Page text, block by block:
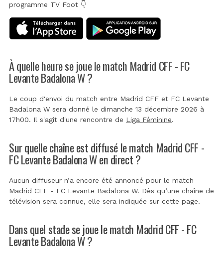
programme TV Foot 👇
À quelle heure se joue le match Madrid CFF - FC
Levante Badalona W ?
Le coup d'envoi du match entre Madrid CFF et FC Levante
Badalona W sera donné le dimanche 13 décembre 2026 à
17h00. Il s'agit d'une rencontre de Liga Féminine.
Sur quelle chaîne est diffusé le match Madrid CFF -
FC Levante Badalona W en direct ?
Aucun diffuseur n’a encore été annoncé pour le match
Madrid CFF - FC Levante Badalona W. Dès qu’une chaîne de
télévision sera connue, elle sera indiquée sur cette page.
Dans quel stade se joue le match Madrid CFF - FC
Levante Badalona W ?